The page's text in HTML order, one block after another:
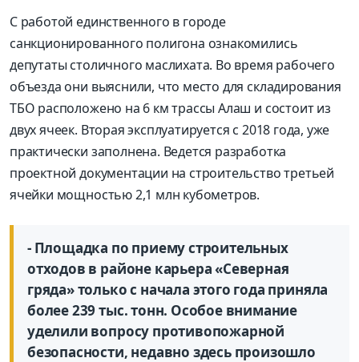
С работой единственного в городе
санкционированного полигона ознакомились
депутаты столичного маслихата. Во время рабочего
объезда они выяснили, что место для складирования
ТБО расположено на 6 км трассы Алаш и состоит из
двух ячеек. Вторая эксплуатируется с 2018 года, уже
практически заполнена. Ведется разработка
проектной документации на строительство третьей
ячейки мощностью 2,1 млн кубометров.
- Площадка по приему строительных
отходов в районе карьера «Северная
гряда» только с начала этого года приняла
более 239 тыс. тонн. Особое внимание
уделили вопросу противопожарной
безопасности, недавно здесь произошло